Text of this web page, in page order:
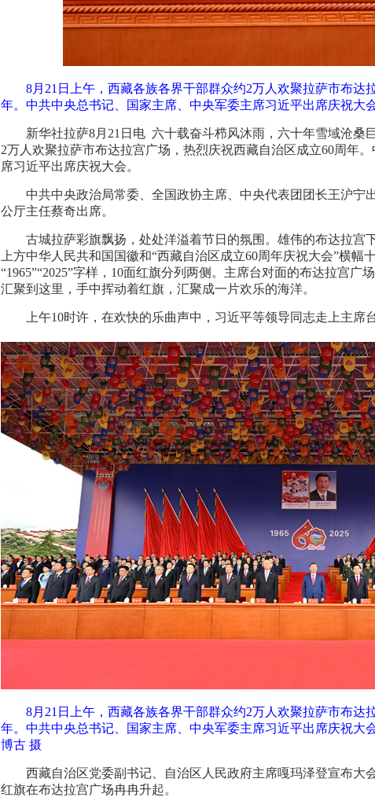
8月21日上午，西藏各族各界干部群众约2万人欢聚拉萨市布达
年。中共中央总书记、国家主席、中央军委主席习近平出席庆祝大
新华社拉萨8月21日电 六十载奋斗栉风沐雨，六十年雪域沧桑
2万人欢聚拉萨市布达拉宫广场，热烈庆祝西藏自治区成立60周年
席习近平出席庆祝大会。
中共中央政治局常委、全国政协主席、中央代表团团长王沪宁
公厅主任蔡奇出席。
古城拉萨彩旗飘扬，处处洋溢着节日的氛围。雄伟的布达拉宫
上方中华人民共和国国徽和“西藏自治区成立60周年庆祝大会”横幅
“1965”“2025”字样，10面红旗分列两侧。主席台对面的布达拉宫广
汇聚到这里，手中挥动着红旗，汇聚成一片欢乐的海洋。
上午10时许，在欢快的乐曲声中，习近平等领导同志走上主席
8月21日上午，西藏各族各界干部群众约2万人欢聚拉萨市布达
年。中共中央总书记、国家主席、中央军委主席习近平出席庆祝大
博古 摄
西藏自治区党委副书记、自治区人民政府主席嘎玛泽登宣布大
红旗在布达拉宫广场冉冉升起。